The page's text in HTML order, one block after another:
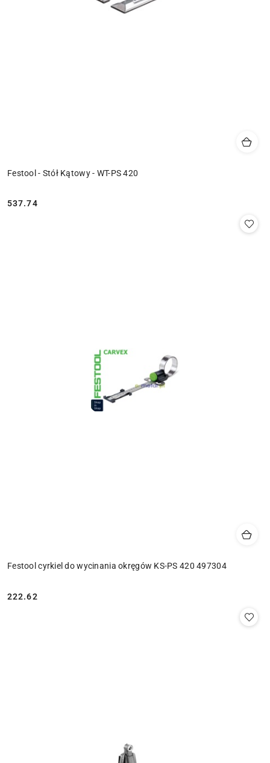
Festool - Stół Kątowy - WT-PS 420
Cena:
537.74
Festool cyrkiel do wycinania okręgów KS-PS 420 497304
Cena:
222.62